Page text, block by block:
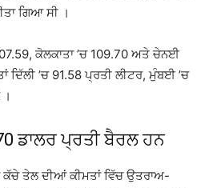
ਗਿਆ ਸੀ ।
ਕੋਲਕਾਤਾ ’ਚ 109.70 ਅਤੇ ਚੇਨਈ
’ਚ 91.58 ਪ੍ਰਤੀ ਲੀਟਰ, ਮੁੰਬਈ ’ਚ
ਡਾਲਰ ਪ੍ਰਤੀ ਬੈਰਲ ਹਨ
ਕੱਚੇ ਤੇਲ ਦੀਆਂ ਕੀਮਤਾਂ ਵਿੱਚ ਉਤਰਾਅ-